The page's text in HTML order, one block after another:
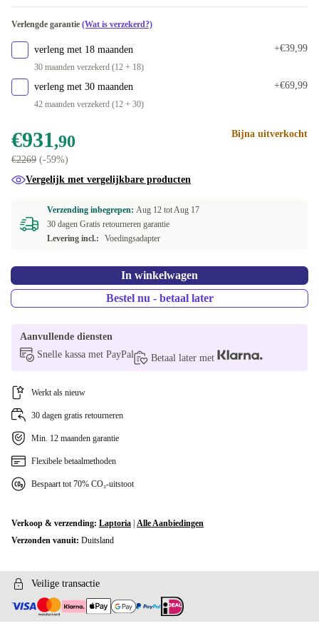
Verlengde garantie (Wat is verzekerd?)
verleng met 18 maanden
30 maanden verzekerd (12 + 18)
+€39,99
verleng met 30 maanden
42 maanden verzekerd (12 + 30)
+€69,99
€931,90
€2269 (-59%)
Bijna uitverkocht
Vergelijk met vergelijkbare producten
Verzending inbegrepen: Aug 12 totAug 17
30 dagen Gratis retourneren garantie
Levering incl.:
Voedingsadapter
In winkelwagen
Bestel nu - betaal later
Aanvullende diensten
Snelle kassa met PayPal
Betaal later met
Werkt als nieuw
30 dagen gratis retourneren
Min. 12 maanden garantie
Flexibele betaalmethoden
Bespaart tot 70% CO₂-uitstoot
Verkoop & verzending: Laptoria Alle Aanbiedingen
Verzonden vanuit: Duitsland
Veilige transactie